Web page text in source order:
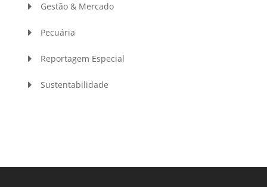
Gestão & Mercado
Pecuária
Reportagem Especial
Sustentabilidade